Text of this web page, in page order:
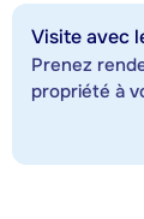
Visite avec
Prenez
propriété à